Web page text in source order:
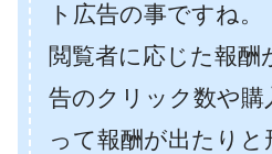
ト広告の事ですね。
閲覧者に応じた報酬
告のクリック数や購
って報酬が出たりと